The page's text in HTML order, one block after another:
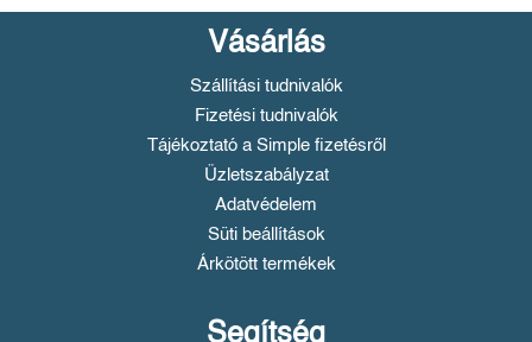
Vásárlás
Szállítási tudnivalók
Fizetési tudnivalók
Tájékoztató a Simple fizetésről
Üzletszabályzat
Adatvédelem
Süti beállítások
Árkötött termékek
Segítség